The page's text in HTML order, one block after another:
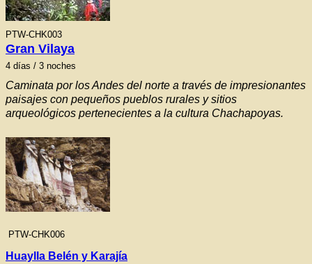
PTW-CHK003
Gran Vilaya
4 días / 3 noches
Caminata por los Andes del norte a través de impresionantes
paisajes con pequeños pueblos rurales y sitios
arqueológicos pertenecientes a la cultura Chachapoyas.
PTW-CHK006
Huaylla Belén y Karajía